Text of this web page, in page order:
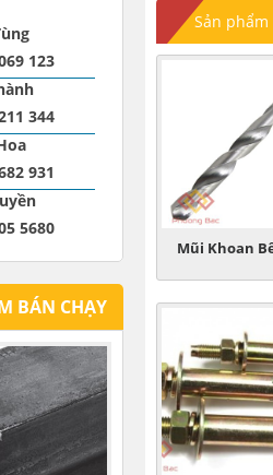
123
344
931
5680
BÁN CHẠY
Sản
Mũi Khoan